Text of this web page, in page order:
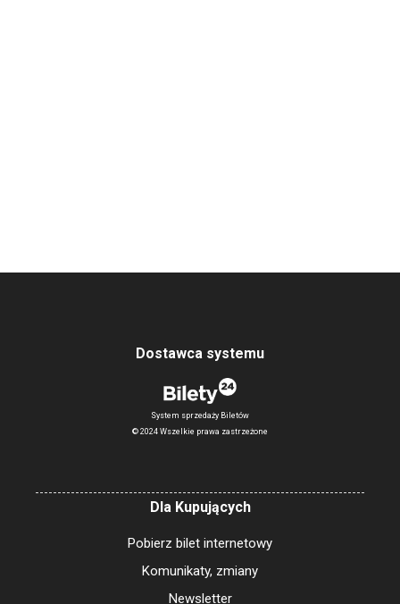
Dostawca systemu
System sprzedaży Biletów
© 2024 Wszelkie prawa zastrzeżone
Dla Kupujących
Pobierz bilet internetowy
Komunikaty, zmiany
Newsletter